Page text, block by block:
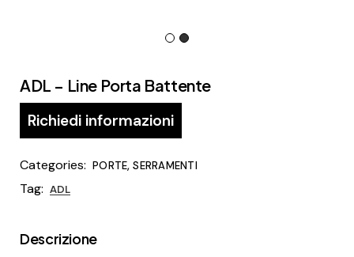
ADL – Line Porta Battente
Richiedi informazioni
Categories: PORTE,SERRAMENTI
Tag: ADL
Descrizione